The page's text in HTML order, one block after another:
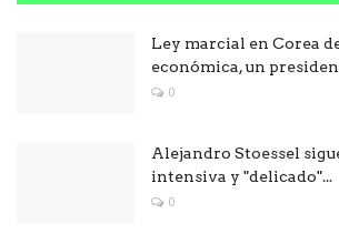
Ley marcial en Corea
económica, un
0
Alejandro Stoessel
intensiva y "delicado"...
0